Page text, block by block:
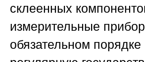
склеенных
измерительные
обязательном порядке